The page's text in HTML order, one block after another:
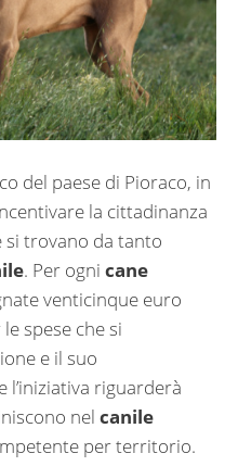
del paese di Pioraco, in
la cittadinanza
si trovano da tanto
. Per ogni cane
venticinque euro
spese che si
e il suo
riguarderà
nel canile
per territorio.